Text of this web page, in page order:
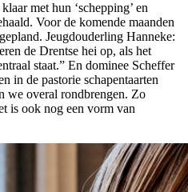
met hun ‘schepping’ en
Voor de komende maanden
Jeugdouderling Hanneke:
de Drentse hei op, als het
staat.” En dominee Scheffer
in de pastorie schapentaarten
we overal rondbrengen. Zo
is ook nog een vorm van